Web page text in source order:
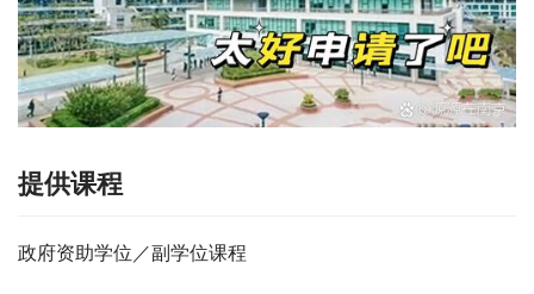
提供课程
政府资助学位／副学位课程